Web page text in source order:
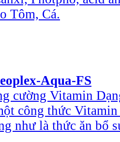
Tôm, Cá.
Aqua-FS
cường Vitamin
công thức
như là thức ăn bổ